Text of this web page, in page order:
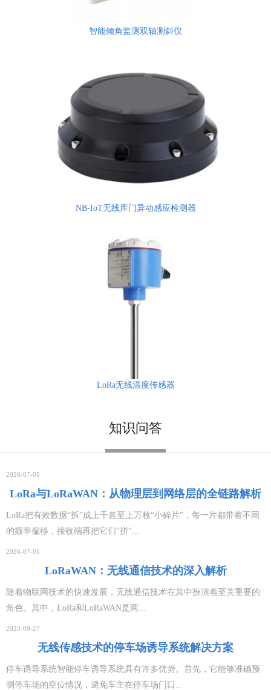
智能倾角监测双轴测斜仪
NB-IoT无线库门异动感应检测器
LoRa无线温度传感器
知识问答
2026-07-01
LoRa与LoRaWAN：从物理层到网络层的全链路解析
LoRa把有效数据“拆”成上千甚至上万枚“小碎片”，每一片都带着不同
的频率偏移，接收端再把它们“拼”...
2026-07-01
LoRaWAN：无线通信技术的深入解析
随着物联网技术的快速发展，无线通信技术在其中扮演着至关重要的
角色。其中，LoRa和LoRaWAN是两...
2023-09-27
无线传感技术的停车场诱导系统解决方案
停车诱导系统智能停车诱导系统具有许多优势。首先，它能够准确预
测停车场的空位情况，避免车主在停车场门口...